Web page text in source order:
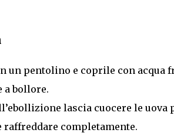
un pentolino e coprile con acqua
a bollore.
lascia cuocere le uova
raffreddare completamente.